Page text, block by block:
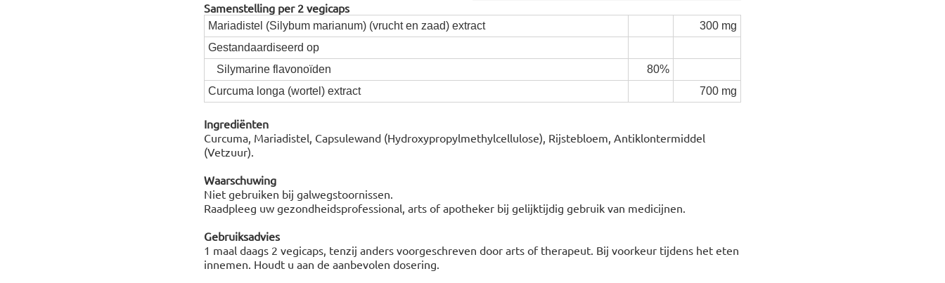
Samenstelling per 2 vegicaps
Mariadistel (Silybum marianum) (vrucht en zaad) extract
300 mg
Gestandaardiseerd op
Silymarine flavonoïden
80%
Curcuma longa (wortel) extract
700 mg
Ingrediënten
Curcuma, Mariadistel, Capsulewand (Hydroxypropylmethylcellulose), Rijstebloem, Antiklontermiddel
(Vetzuur).
Waarschuwing
Niet gebruiken bij galwegstoornissen.
Raadpleeg uw gezondheidsprofessional, arts of apotheker bij gelijktijdig gebruik van medicijnen.
Gebruiksadvies
1 maal daags 2 vegicaps, tenzij anders voorgeschreven door arts of therapeut. Bij voorkeur tijdens het eten
innemen. Houdt u aan de aanbevolen dosering.